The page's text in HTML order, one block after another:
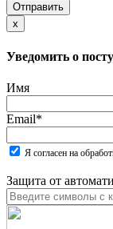
Отправить
x
Уведомить о
Имя
Email*
Я согласен на
Защита от